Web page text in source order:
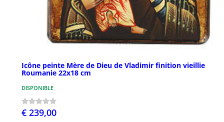
Icône peinte Mère de Dieu de Vladimir finition vieillie
Roumanie 22x18 cm
DISPONIBLE
€ 239,00